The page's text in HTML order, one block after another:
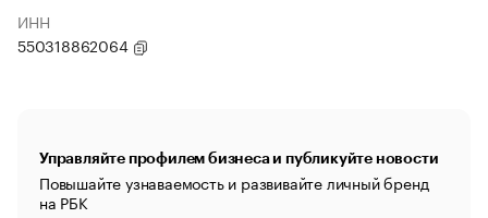
ИНН
550318862064
Управляйте профилем бизнеса и публикуйте новости
Повышайте узнаваемость и развивайте личный бренд
на РБК